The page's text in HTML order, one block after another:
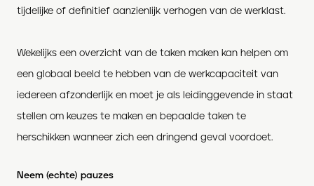
tijdelijke of definitief aanzienlijk verhogen van de werklast.
Wekelijks een overzicht van de taken maken kan helpen om
een globaal beeld te hebben van de werkcapaciteit van
iedereen afzonderlijk en moet je als leidinggevende in staat
stellen om keuzes te maken en bepaalde taken te
herschikken wanneer zich een dringend geval voordoet.
Neem (echte) pauzes